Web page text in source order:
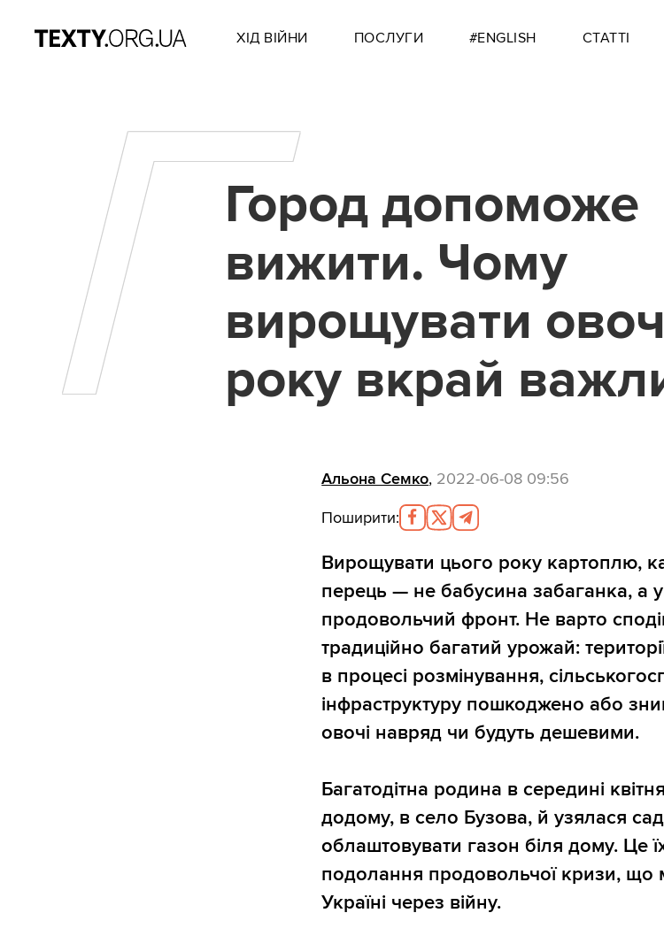
ХІД ВІЙНИ ПОСЛУГИ #ENGLISH СТАТТІ
ГГород допоможе
вижити. Чому
вирощувати
року вкрай
Альона Семко, 2022-06-08 09:56
Поширити:
Вирощувати цього року картоплю,
перець — не бабусина забаганка, а
продовольчий фронт. Не варто
традиційно багатий урожай:
в процесі розмінування,
інфраструктуру пошкоджено або
овочі навряд чи будуть дешевими.
Багатодітна родина в середині
додому, в село Бузова, й узялася
облаштовувати газон біля дому. Це
подолання продовольчої кризи, що
Україні через війну.